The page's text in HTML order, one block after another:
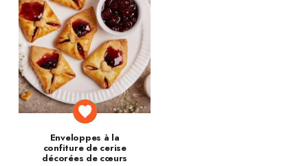
Enveloppes à la
confiture de cerise
décorées de cœurs